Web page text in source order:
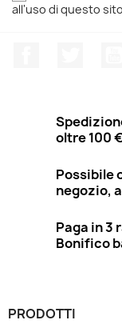
all'uso di questo
oltre 100 €
Possibile
negozio,
Paga in 3
Bonifico
PRODOTTI